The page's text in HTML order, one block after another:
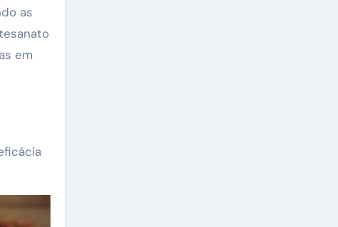
as
em